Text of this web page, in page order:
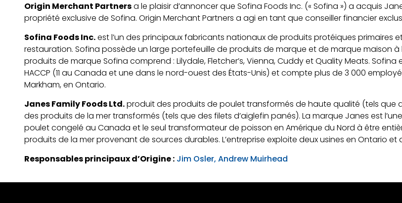
Origin Merchant Partnersa le plaisir d’annoncer que Sofina Foods Inc. (« Sofina ») a acquis
propriété exclusive de Sofina. Origin Merchant Partners a agi en tant que conseiller financier
Sofina Foods Inc.est l’un des principaux fabricants nationaux de produits protéiques primaires
restauration. Sofina possède un large portefeuille de produits de marque et de marque maison
produits de marque Sofina comprend : Lilydale, Fletcher’s, Vienna, Cuddy et Quality Meats.
HACCP (11 au Canada et une dans le nord-ouest des États-Unis) et compte plus de 3 000
Markham, en Ontario.
Janes Family Foods Ltd.produit des produits de poulet transformés de haute qualité (tels que
des produits de la mer transformés (tels que des filets d’aiglefin panés). La marque Janes est
poulet congelé au Canada et le seul transformateur de poisson en Amérique du Nord à être
produits de la mer provenant de sources durables. L’entreprise exploite deux usines en Ontario
Responsables principaux d’Origine : Jim Osler, Andrew Muirhead